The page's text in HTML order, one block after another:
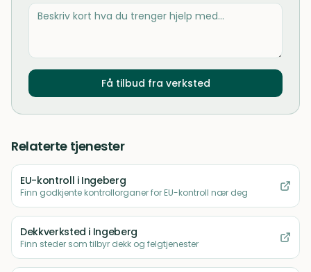
Få tilbud fra verksted
Relaterte tjenester
EU-kontroll i Ingeberg
Finn godkjente kontrollorganer for EU-kontroll nær deg
Dekkverksted i Ingeberg
Finn steder som tilbyr dekk og felgtjenester